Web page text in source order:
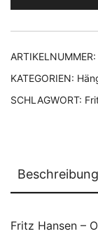
ARTIKELNUMMER:
KATEGORIEN:
SCHLAGWORT:
Beschreibung
Fritz Hansen –